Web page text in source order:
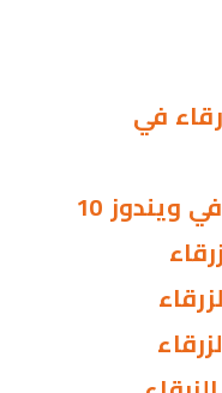
في
ويندوز 10